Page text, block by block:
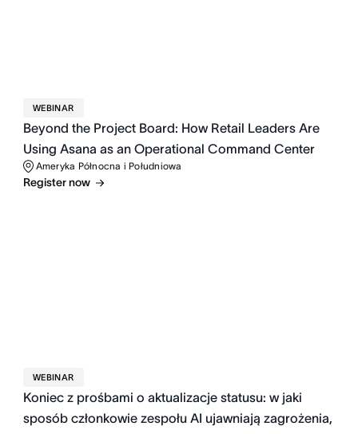
WEBINAR
Beyond the Project Board: How Retail Leaders Are
Using Asana as an Operational Command Center
Ameryka Północna i Południowa
Register now
WEBINAR
Koniec z prośbami o aktualizacje statusu: w jaki
sposób członkowie zespołu AI ujawniają zagrożenia,